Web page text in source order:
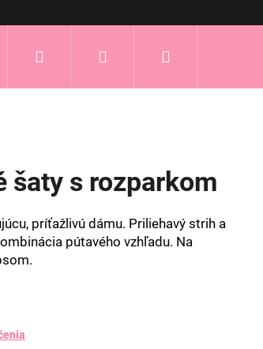
Prihlásenie
šaty s rozparkom
príťažlivú dámu. Priliehavý strih a
pútavého vzhľadu. Na